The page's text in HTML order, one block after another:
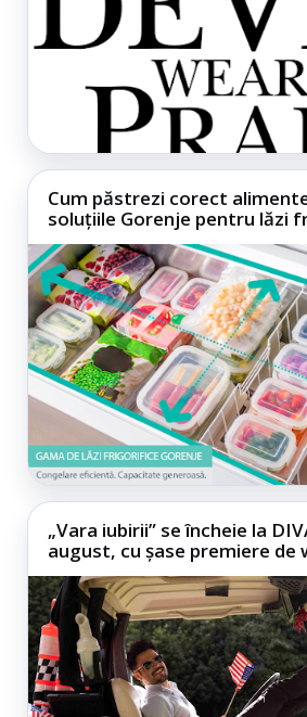
Cum păstrezi corect
soluțiile Gorenje pentru lăzi
„Vara iubirii” se încheie la
august, cu șase premiere de